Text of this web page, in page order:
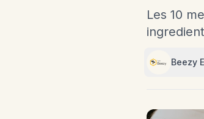
Les 10
Beezy